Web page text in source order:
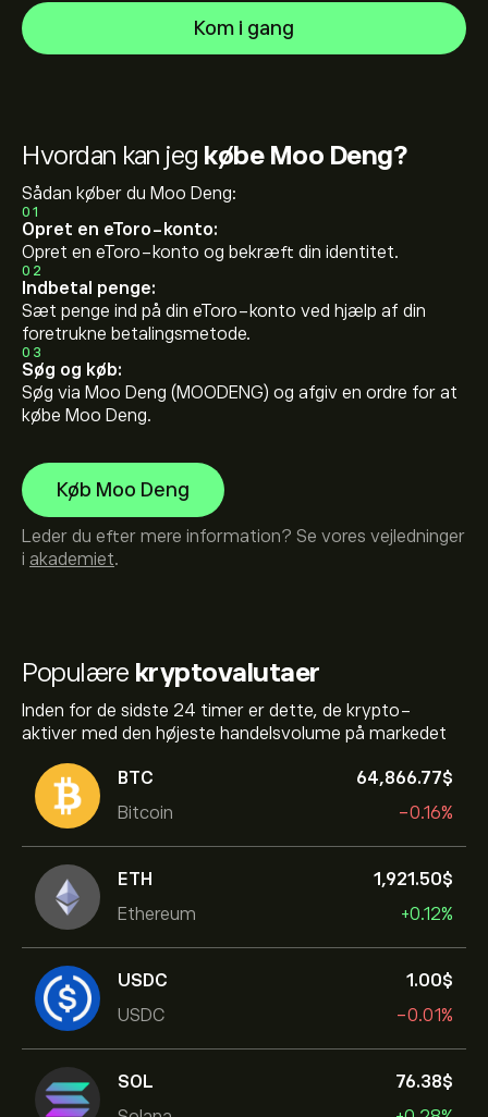
Kom i gang
Populære kryptovalutaer
Inden for de sidste 24 timer er dette, de krypto-
aktiver med den højeste handelsvolume på markedet
BTC
Bitcoin
64,866.77‎$‎
-0.16%
ETH
Ethereum
1,921.50‎$‎
+0.12%
USDC
USDC
1.00‎$‎
-0.01%
SOL
76.38‎$‎
Hvordan kan jeg købe Moo Deng?
Sådan køber du Moo Deng:
01
Opret en eToro-konto:
Opret en eToro-konto og bekræft din identitet.
02
Indbetal penge:
Sæt penge ind på din eToro-konto ved hjælp af din
foretrukne betalingsmetode.
03
Søg og køb:
Søg via Moo Deng (MOODENG) og afgiv en ordre for at
købe Moo Deng.
Køb Moo Deng
Leder du efter mere information? Se vores vejledninger
i akademiet.